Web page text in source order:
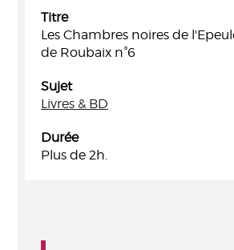
Titre
Les Chambres noires de
de Roubaix n°6
Sujet
Livres & BD
Durée
Plus de 2h.